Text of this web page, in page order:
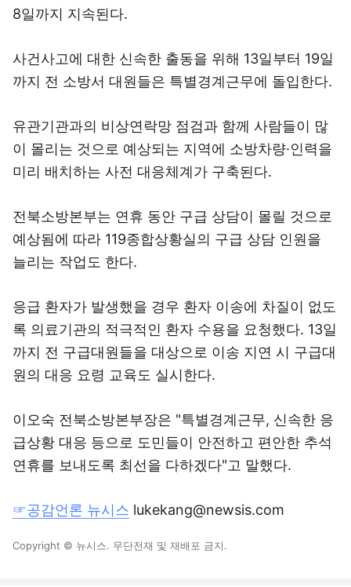
8일까지 지속된다.
사건사고에 대한 신속한 출동을 위해 13일부터 19일
까지 전 소방서 대원들은 특별경계근무에 돌입한다.
유관기관과의 비상연락망 점검과 함께 사람들이 많
이 몰리는 것으로 예상되는 지역에 소방차량·인력을
미리 배치하는 사전 대응체계가 구축된다.
전북소방본부는 연휴 동안 구급 상담이 몰릴 것으로
예상됨에 따라 119종합상황실의 구급 상담 인원을
늘리는 작업도 한다.
응급 환자가 발생했을 경우 환자 이송에 차질이 없도
록 의료기관의 적극적인 환자 수용을 요청했다. 13일
까지 전 구급대원들을 대상으로 이송 지연 시 구급대
원의 대응 요령 교육도 실시한다.
이오숙 전북소방본부장은 "특별경계근무, 신속한 응
급상황 대응 등으로 도민들이 안전하고 편안한 추석
연휴를 보내도록 최선을 다하겠다"고 말했다.
☞공감언론 뉴시스 lukekang@newsis.com
Copyright © 뉴시스. 무단전재 및 재배포 금지.